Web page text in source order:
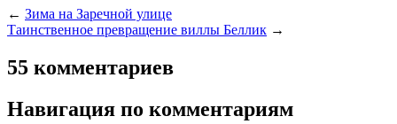
← Зима на Заречной улице
Таинственное превращение виллы Беллик →
55 комментариев
Навигация по комментариям